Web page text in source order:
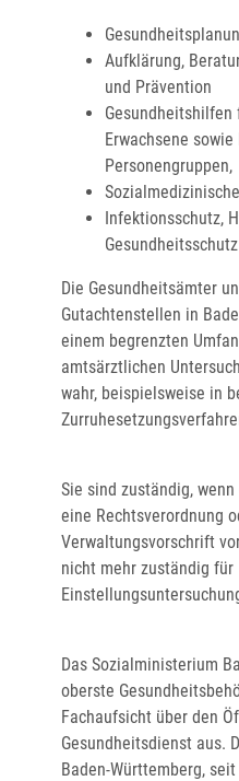
Aufklärung,
und Prävention
Gesundheitshilfen
Erwachsene
Personengruppen,
Infektionsschutz,
Gesundheitsschutz
Die Gesundheitsämter
Gutachtenstellen in
einem begrenzten
amtsärztlichen
wahr, beispielsweise in
Sie sind zuständig,
eine Rechtsverordnung
Verwaltungsvorschrift
nicht mehr zuständig für
Das Sozialministerium
oberste
Fachaufsicht über den
Gesundheitsdienst aus.
Baden-Württemberg,